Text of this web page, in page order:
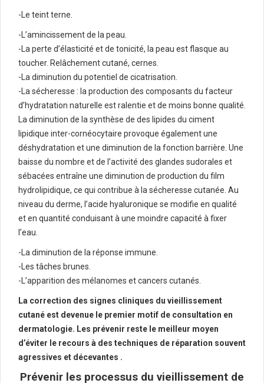
-Le teint terne.
-L’amincissement de la peau.
-La perte d’élasticité et de tonicité, la peau est flasque au
toucher. Relâchement cutané, cernes.
-La diminution du potentiel de cicatrisation.
-La sécheresse : la production des composants du facteur
d’hydratation naturelle est ralentie et de moins bonne qualité.
La diminution de la synthèse de des lipides du ciment
lipidique inter-cornéocytaire provoque également une
déshydratation et une diminution de la fonction barrière. Une
baisse du nombre et de l’activité des glandes sudorales et
sébacées entraîne une diminution de production du film
hydrolipidique, ce qui contribue à la sécheresse cutanée. Au
niveau du derme, l’acide hyaluronique se modifie en qualité
et en quantité conduisant à une moindre capacité à fixer
l’eau.
-La diminution de la réponse immune.
-Les tâches brunes.
-L’apparition des mélanomes et cancers cutanés.
La correction des signes cliniques du vieillissement
cutané est devenue le premier motif de consultation en
dermatologie. Les prévenir reste le meilleur moyen
d’éviter le recours à des techniques de réparation souvent
agressives et décevantes .
Prévenir les processus du vieillissement de